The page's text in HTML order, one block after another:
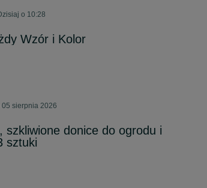
o 10:28
Wzór i Kolor
sierpnia 2026
szkliwione donice do ogrodu i
sztuki